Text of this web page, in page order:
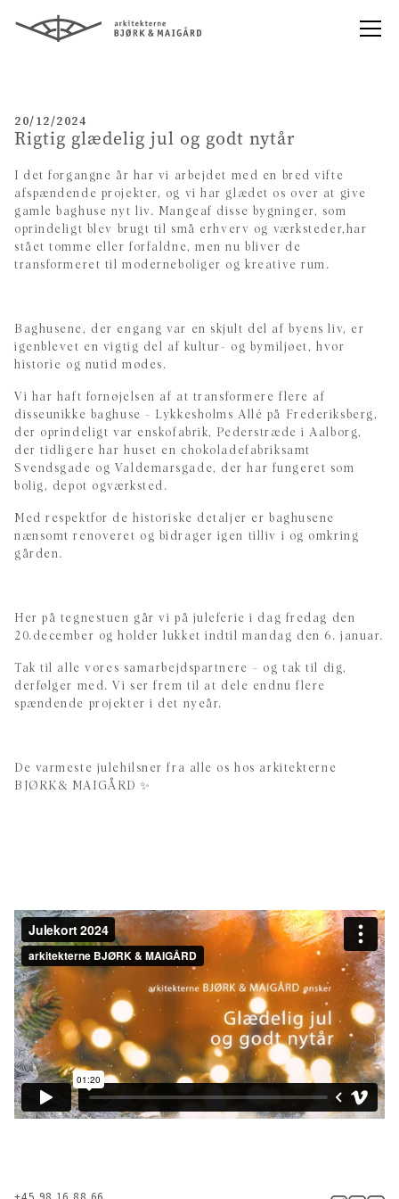
20/12/2024
Rigtig glædelig jul og godt nytår
I det forgangne år har vi arbejdet med en bred vifte
afspændende projekter, og vi har glædet os over at give
gamle baghuse nyt liv. Mangeaf disse bygninger, som
oprindeligt blev brugt til små erhverv og værksteder,har
stået tomme eller forfaldne, men nu bliver de
transformeret til moderneboliger og kreative rum.
Baghusene, der engang var en skjult del af byens liv, er
igenblevet en vigtig del af kultur- og bymiljøet, hvor
historie og nutid mødes.
Vi har haft fornøjelsen af at transformere flere af
disseunikke baghuse - Lykkesholms Allé på Frederiksberg,
der oprindeligt var enskofabrik, Pederstræde i Aalborg,
der tidligere har huset en chokoladefabriksamt
Svendsgade og Valdemarsgade, der har fungeret som
bolig, depot ogværksted.
Med respektfor de historiske detaljer er baghusene
nænsomt renoveret og bidrager igen tilliv i og omkring
gården.
Her på tegnestuen går vi på juleferie i dag fredag den
20.december og holder lukket indtil mandag den 6. januar.
Tak til alle vores samarbejdspartnere – og tak til dig,
derfølger med. Vi ser frem til at dele endnu flere
spændende projekter i det nyeår.
De varmeste julehilsner fra alle os hos arkitekterne
BJØRK& MAIGÅRD ✨